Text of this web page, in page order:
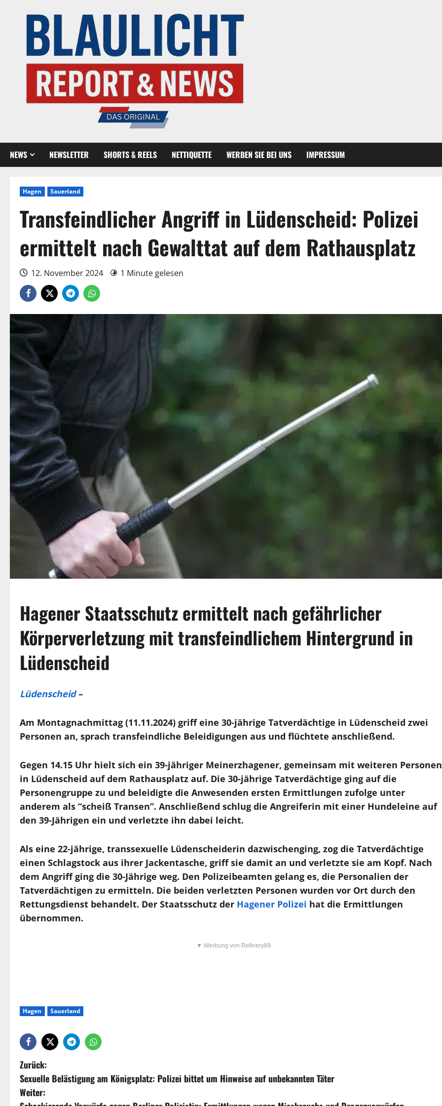
NEWS NEWSLETTER SHORTS & REELS NETTIQUETTE WERBEN SIE BEI UNS IMPRESSUM
Hagen Sauerland
Transfeindlicher Angriff in Lüdenscheid: Polizei
ermittelt nach Gewalttat auf dem Rathausplatz
12. November 2024 1 Minute gelesen
Hagener Staatsschutz ermittelt nach gefährlicher
Körperverletzung mit transfeindlichem Hintergrund in
Lüdenscheid
Lüdenscheid–
Am Montagnachmittag (11.11.2024) griff eine 30-jährige Tatverdächtige in Lüdenscheid zwei
Personen an, sprach transfeindliche Beleidigungen aus und flüchtete anschließend.
Gegen 14.15 Uhr hielt sich ein 39-jähriger Meinerzhagener, gemeinsam mit weiteren
in Lüdenscheid auf dem Rathausplatz auf. Die 30-jährige Tatverdächtige ging auf die
Personengruppe zu und beleidigte die Anwesenden ersten Ermittlungen zufolge unter
anderem als “scheiß Transen”. Anschließend schlug die Angreiferin mit einer Hundeleine auf
den 39-Jährigen ein und verletzte ihn dabei leicht.
Als eine 22-jährige, transsexuelle Lüdenscheiderin dazwischenging, zog die Tatverdächtige
einen Schlagstock aus ihrer Jackentasche, griff sie damit an und verletzte sie am Kopf. Nach
dem Angriff ging die 30-Jährige weg. Den Polizeibeamten gelang es, die Personalien der
Tatverdächtigen zu ermitteln. Die beiden verletzten Personen wurden vor Ort durch den
Rettungsdienst behandelt. Der Staatsschutz der Hagener Polizei hat die Ermittlungen
übernommen.
▼ Werbung von Refinery89
Hagen Sauerland
Zurück:
Sexuelle Belästigung am Königsplatz: Polizei bittet um Hinweise auf unbekannten Täter
Weiter: